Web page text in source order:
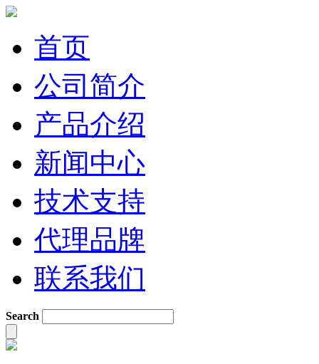
首页
公司简介
产品介绍
新闻中心
技术支持
代理品牌
联系我们
Search